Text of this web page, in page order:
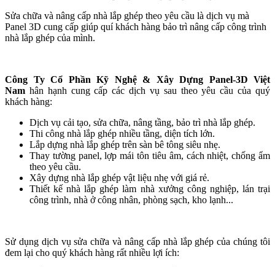
Sửa chữa và nâng cấp nhà lắp ghép theo yêu cầu là dịch vụ mà
Panel 3D cung cấp giúp quí khách hàng bảo trì nâng cấp công trình
nhà lắp ghép của mình.
Công Ty Cổ Phần Kỹ Nghệ & Xây Dựng Panel-3D Việt
Nam hân hạnh cung cấp các dịch vụ sau theo yêu cầu của quý
khách hàng:
Dịch vụ cải tạo, sửa chữa, nâng tầng, bảo trì nhà lắp ghép.
Thi công nhà lắp ghép nhiều tầng, diện tích lớn.
Lắp dựng nhà lắp ghép trên sàn bê tông siêu nhẹ.
Thay tường panel, lợp mái tôn tiêu âm, cách nhiệt, chống ẩm
theo yêu cầu.
Xây dựng nhà lắp ghép vật liệu nhẹ với giá rẻ.
Thiết kế nhà lắp ghép làm nhà xưởng công nghiệp, lán trại
công trình, nhà ở công nhân, phòng sạch, kho lạnh...
Sử dụng dịch vụ sửa chữa và nâng cấp nhà lắp ghép của chúng tôi
đem lại cho quý khách hàng rất nhiều lợi ích: